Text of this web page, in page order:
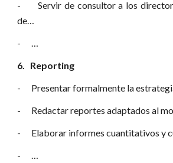
- Servir de consultor a los
de…
- …
6. Reporting
- Presentar formalmente la
- Redactar reportes adaptados al
- Elaborar informes cuantitativos y
- …